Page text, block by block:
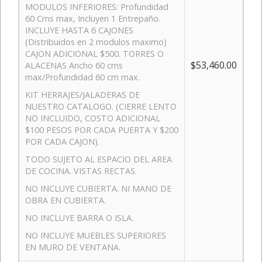
MODULOS INFERIORES: Profundidad
60 Cms max, Incluyen 1 Entrepaño.
INCLUYE HASTA 6 CAJONES
(Distribuidos en 2 modulos maximo)
CAJON ADICIONAL $500. TORRES O
ALACENAS Ancho 60 cms
max/Profundidad 60 cm max.
KIT HERRAJES/JALADERAS DE
NUESTRO CATALOGO. (CIERRE LENTO
NO INCLUIDO, COSTO ADICIONAL
$100 PESOS POR CADA PUERTA Y $200
POR CADA CAJON).
TODO SUJETO AL ESPACIO DEL AREA
DE COCINA. VISTAS RECTAS.
NO INCLUYE CUBIERTA. NI MANO DE
OBRA EN CUBIERTA.
NO INCLUYE BARRA O ISLA.
NO INCLUYE MUEBLES SUPERIORES
EN MURO DE VENTANA.
$53,460.00